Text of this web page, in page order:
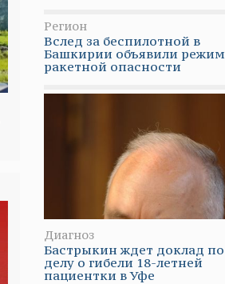
Регион
Вслед за беспилотной в
Башкирии объявили режим
ракетной опасности
Диагноз
Бастрыкин ждет доклад по
делу о гибели 18-летней
пациентки в Уфе